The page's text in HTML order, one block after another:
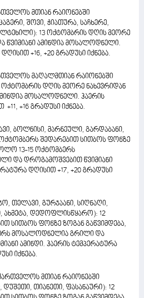
მთიან რაიონებში
შოვი, ჭიათურა, საჩხერე,
13 ოქტომბრის დღის მეორე
წვიმიანი ამინდია მოსალოდნელი.
+16, +20 გრადუსი იქნება.
მაღალმთიან რაიონებში
ოქტომბრის დღის მეორე ნახევრიდან
მოსალოდნელი. ჰაერის
+16 გრადუსი იქნება.
ბოლნისი, მარნეული, გარდაბანი,
შედარებით სითბოს ფონზე
13-15 ოქტომბერს
და დროგამოშვებით წვიმიანი
დღისით +17, +20 გრადუსი
თელავი, გურჯაანი, სიღნაღი,
ახმეტა, დედოფლისწყარო): 12
სითბოს ფონზე ზოგან გაწვიმდება,
მოსალოდნელია გრილი და
ამინდი. ჰაერის ტემპერატურა
იქნება.
მთიან რაიონებში
თიანეთი, ფასანაური): 12